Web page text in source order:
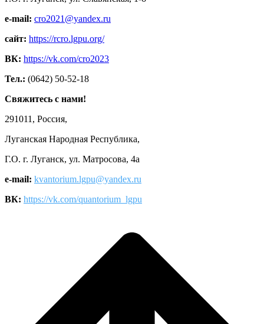
e-mail: cro2021@yandex.ru
сайт: https://rcro.lgpu.org/
ВК: https://vk.com/cro2023
Тел.: (0642) 50-52-18
Свяжитесь с нами!
291011, Россия,
Луганская Народная Республика,
Г.О. г. Луганск, ул. Матросова, 4а
e-mail: kvantorium.lgpu@yandex.ru
ВК: https://vk.com/quantorium_lgpu